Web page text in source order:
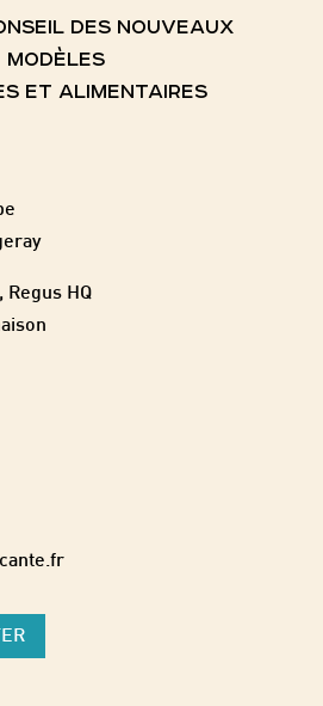
DES NOUVEAUX
MODÈLES
ET ALIMENTAIRES
HQ